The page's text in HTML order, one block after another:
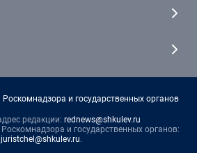
и государственных органов
редакции: rednews@shkulev.ru
и государственных органов:
juristchel@shkulev.ru.